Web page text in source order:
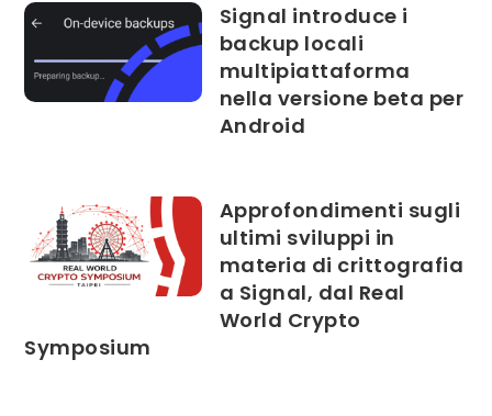
Signal introduce i
backup locali
multipiattaforma
nella versione beta per
Android
Approfondimenti sugli
ultimi sviluppi in
materia di crittografia
a Signal, dal Real
World Crypto
Symposium